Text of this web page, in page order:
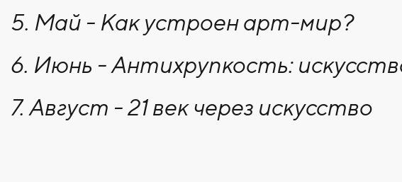
5. Май - Как устроен арт-мир?
6. Июнь - Антихрупкость:
7. Август - 21 век через искусство